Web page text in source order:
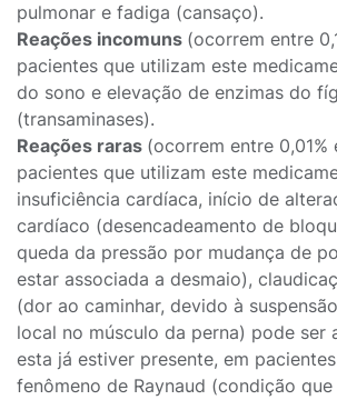
pulmonar e fadiga (cansaço).
Reações incomuns (ocorrem entre
pacientes que utilizam este
do sono e elevação de enzimas do
(transaminases).
Reações raras (ocorrem entre 0,01%
pacientes que utilizam este
insuficiência cardíaca, início de
cardíaco (desencadeamento de
queda da pressão por mudança de
estar associada a desmaio),
(dor ao caminhar, devido à
local no músculo da perna) pode ser
esta já estiver presente, em
fenômeno de Raynaud (condição